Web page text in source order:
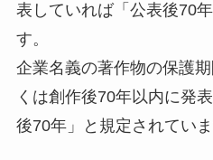
表していれば「公表後70
す。
企業名義の著作物の保護
くは創作後70年以内に発
後70年」
と規定されていま